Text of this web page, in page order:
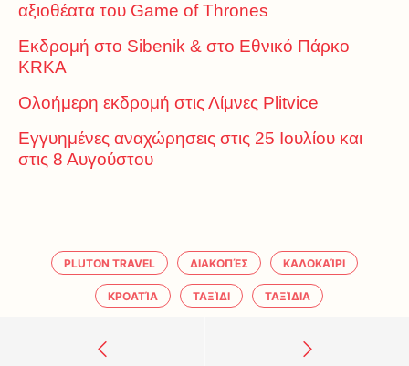
αξιοθέατα του Game of Thrones
Εκδρομή στο Sibenik & στο Εθνικό Πάρκο
KRKA
Ολοήμερη εκδρομή στις Λίμνες Plitvice
Εγγυημένες αναχώρησεις στις 25 Ιουλίου και
στις 8 Αυγούστου
PLUTON TRAVEL ΔΙΑΚΟΠΈΣ ΚΑΛΟΚΑΊΡΙ
ΚΡΟΑΤΊΑ ΤΑΞΊΔΙ ΤΑΞΊΔΙΑ